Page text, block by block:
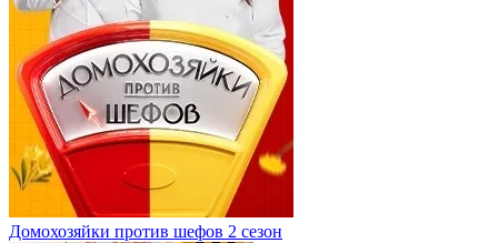
Домохозяйки против шефов 2 сезон